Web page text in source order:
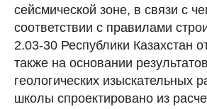
сейсмической зоне, в связи с
соответствии с правилами
2.03-30 Республики Казахстан
также на основании
геологических изыскательных
школы спроектировано из